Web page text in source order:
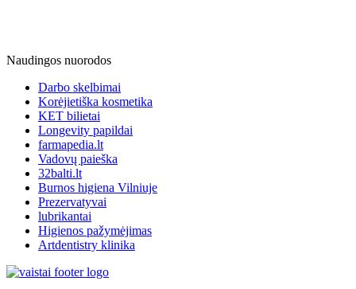
Naudingos nuorodos
Darbo skelbimai
Korėjietiška kosmetika
KET bilietai
Longevity papildai
farmapedia.lt
Vadovų paieška
32balti.lt
Burnos higiena Vilniuje
Prezervatyvai
lubrikantai
Higienos pažymėjimas
Artdentistry klinika